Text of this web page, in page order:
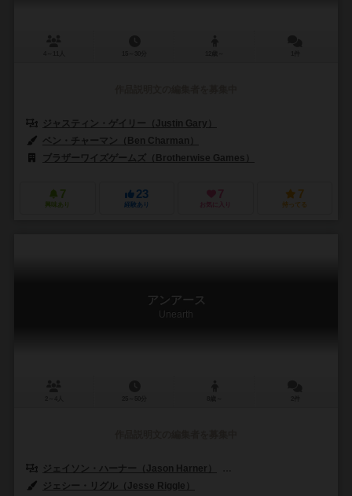
ジャスティン・ゲイリー（Justin Gary）
ベン・チャーマン（Ben Charman）
ブラザーワイズゲームズ（Brotherwise Games）
7
興味あり
23
経験あり
7
お気に入り
7
持ってる
アンアース
Unearth
ジェイソン・ハーナー（Jason Harner）
ジェシー・リグル（Jesse Riggle）